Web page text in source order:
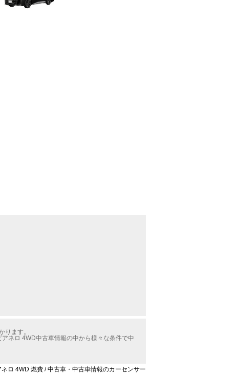
ります。
ネロ 4WD中古車情報の中から様々な条件で中
ロ 4WD 燃費 / 中古車・中古車情報のカーセンサー